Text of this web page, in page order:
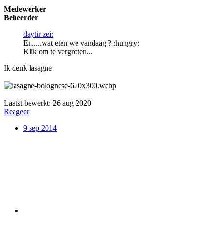
Medewerker
Beheerder
daytir zei:
En.....wat eten we vandaag ? :hungry:
Klik om te vergroten...
Ik denk lasagne
Laatst bewerkt: 26 aug 2020
Reageer
9 sep 2014